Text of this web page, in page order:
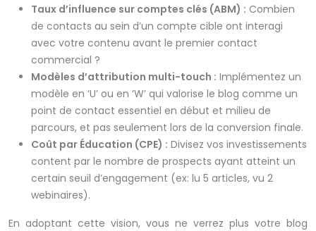
Taux d’influence sur comptes clés (ABM) : Combien
de contacts au sein d’un compte cible ont interagi
avec votre contenu avant le premier contact
commercial ?
Modèles d’attribution multi-touch : Implémentez un
modèle en ‘U’ ou en ‘W’ qui valorise le blog comme un
point de contact essentiel en début et milieu de
parcours, et pas seulement lors de la conversion finale.
Coût par Éducation (CPE) : Divisez vos investissements
content par le nombre de prospects ayant atteint un
certain seuil d’engagement (ex: lu 5 articles, vu 2
webinaires).
En adoptant cette vision, vous ne verrez plus votre blog